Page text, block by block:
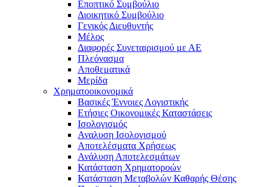
Εποπτικό Συμβούλιο
Διοικητικό Συμβούλιο
Γενικός Διευθυντής
Μέλος
Διαφορές Συνεταιρισμού με ΑΕ
Πλεόνασμα
Αποθεματικά
Μερίδα
Χρηματοοικονομικά
Βασικές Έννοιες Λογιστικής
Ετήσιες Οικονομικές Καταστάσεις
Ισολογισμός
Αναλυση Ισολογισμού
Αποτελέσματα Χρήσεως
Ανάλυση Αποτελεσμάτων
Κατάσταση Χρηματοροών
Κατάσταση Μεταβολών Καθαρής Θέσης